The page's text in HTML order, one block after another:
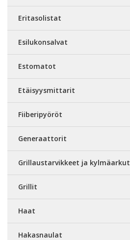
Eritasolistat
Esilukonsalvat
Estomatot
Etäisyysmittarit
Fiiberipyöröt
Generaattorit
Grillaustarvikkeet ja kylmäarkut
Grillit
Haat
Hakasnaulat